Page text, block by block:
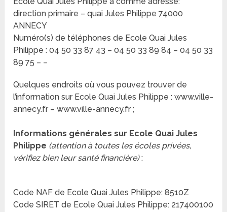
direction primaire – quai Jules Philippe 74000
ANNECY
Numéro(s) de téléphones de Ecole Quai Jules
Philippe : 04 50 33 87 43 – 04 50 33 89 84 – 04 50 33
89 75 – –
Quelques endroits où vous pouvez trouver de
l’information sur Ecole Quai Jules Philippe : www.ville-
annecy.fr – www.ville-annecy.fr ;
Informations générales sur Ecole Quai Jules
Philippe (attention à toutes les écoles privées,
vérifiez bien leur santé financière):
Code NAF de Ecole Quai Jules Philippe: 8510Z
Code SIRET de Ecole Quai Jules Philippe: 217400100